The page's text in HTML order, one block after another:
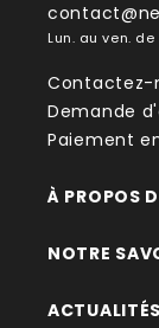
Lun. au ven.
Contactez-
Demande
Paiement
À PROPOS
NOTRE
ACTUALITÉS